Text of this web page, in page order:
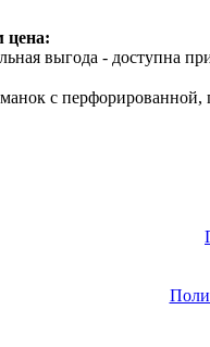
цена:
выгода - доступна
с